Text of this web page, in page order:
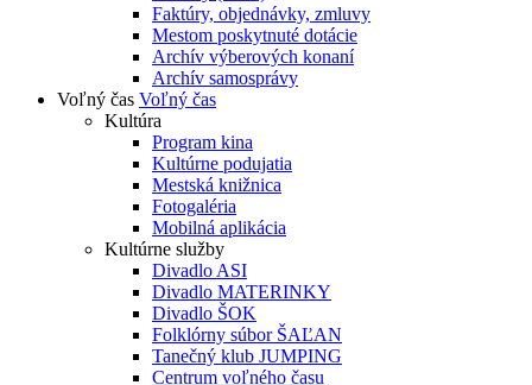
Faktúry, objednávky, zmluvy
Mestom poskytnuté dotácie
Archív výberových konaní
Archív samosprávy
Voľný čas Voľný čas
Kultúra
Program kina
Kultúrne podujatia
Mestská knižnica
Fotogaléria
Mobilná aplikácia
Kultúrne služby
Divadlo ASI
Divadlo MATERINKY
Divadlo ŠOK
Folklórny súbor ŠAĽAN
Tanečný klub JUMPING
Centrum voľného času